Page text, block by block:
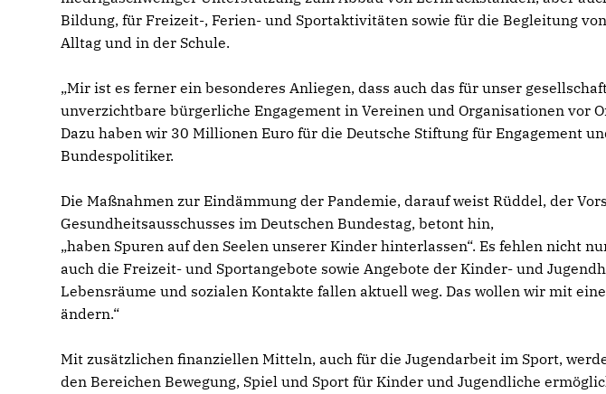
Bildung, für Freizeit-, Ferien- und Sportaktivitäten sowie für die Begleitung
Alltag und in der Schule.
Mir ist es ferner ein besonderes Anliegen, dass auch das für unser
unverzichtbare bürgerliche Engagement in Vereinen und Organisationen vor
Dazu haben wir 30 Millionen Euro für die Deutsche Stiftung für Engagement
Bundespolitiker.
Die Maßnahmen zur Eindämmung der Pandemie, darauf weist Rüddel, der
Gesundheitsausschusses im Deutschen Bundestag, betont hin,
haben Spuren auf den Seelen unserer Kinder hinterlassen“. Es fehlen nicht
auch die Freizeit- und Sportangebote sowie Angebote der Kinder- und
Lebensräume und sozialen Kontakte fallen aktuell weg. Das wollen wir mit
ändern.“
Mit zusätzlichen finanziellen Mitteln, auch für die Jugendarbeit im Sport,
den Bereichen Bewegung, Spiel und Sport für Kinder und Jugendliche